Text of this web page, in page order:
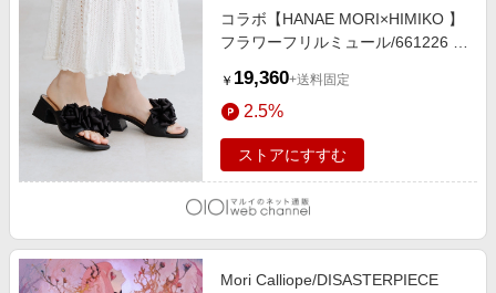
コラボ【HANAE MORI×HIMIKO 】
フラワーフリルミュール/661226 ク
￥ 19,360+送料固定
2.5%
ストアにすすむ
Mori Calliope/DISASTERPIECE